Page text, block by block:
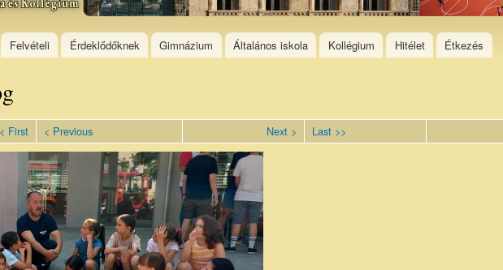
Felvételi Érdeklődőknek Gimnázium Általános iskola Kollégium Hitélet Étkezés
First < Previous Next > Last >>